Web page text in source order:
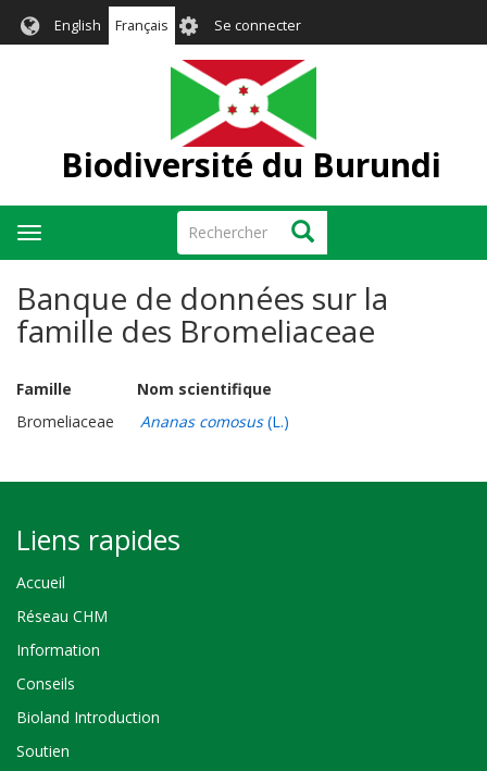
English Français User
account
menu
Se connecter
Biodiversité du Burundi
Rechercher Rechercher
Toggle
navigation
Banque de données sur la
famille des Bromeliaceae
Famille Nom scientifique
Bromeliaceae Ananas comosus(L.)
Liens rapides
Accueil
Réseau CHM
Information
Conseils
Bioland Introduction
Soutien